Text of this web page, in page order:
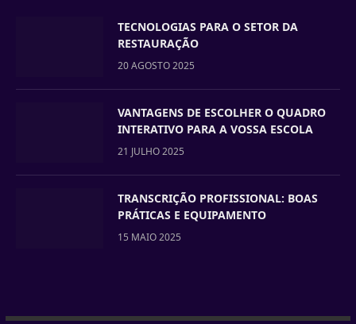
TECNOLOGIAS PARA O SETOR DA
RESTAURAÇÃO
20 AGOSTO 2025
VANTAGENS DE ESCOLHER O QUADRO
INTERATIVO PARA A VOSSA ESCOLA
21 JULHO 2025
TRANSCRIÇÃO PROFISSIONAL: BOAS
PRÁTICAS E EQUIPAMENTO
15 MAIO 2025